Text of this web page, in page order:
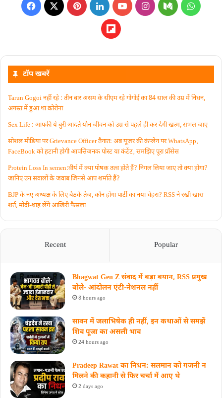
टॉप खबरें
Tarun Gogoi नहीं रहे : तीन बार असम के सीएम रहे गोगोई का 84 साल की उम्र में निधन,
अगस्त में हुआ था कोरोना
Sex Life : आपकी ये बुरी आदतें याैन जीवन को उम्र से पहले ही कर देंगी खत्म, संभल जाएं
सोशल मीडिया पर Grievance Officer तैनात: अब यूजर की कंप्लेन पर WhatsApp‚
FaceBook को हटानी होगी आपत्तिजनक पोस्ट या कंटेंट‚ समझिए पूरा प्रॉसेस
Protein Loss In semen:वीर्य में क्या पोषक तत्व होते हैं? निगल लिया जाए तो क्या होगा?
जानिए उन सवालों के जवाब जिनसे आप शर्माते हैं?
BJP के नए अध्यक्ष के लिए बैठकें तेज, कौन होगा पार्टी का नया चेहरा? RSS ने रखी खास
शर्त, मोदी-शाह लेंगे आखिरी फैसला
Recent Popular
Bhagwat Gen Z संवाद में बड़ा बयान, RSS प्रमुख
बोले- आंदोलन एंटी-नेशनल नहीं
8 hours ago
सावन में जलाभिषेक ही नहीं, इन कथाओं से समझें
शिव पूजा का असली भाव
24 hours ago
Pradeep Rawat का निधन: सलमान को गजनी न
मिलने की कहानी से फिर चर्चा में आए थे
2 days ago